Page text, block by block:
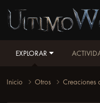
EXPLORAR
Inicio Otros Creaciones